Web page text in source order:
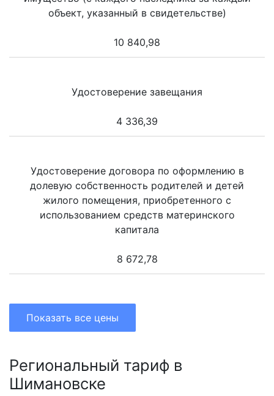
объект, указанный в свидетельстве)
10 840,98
Удостоверение завещания
4 336,39
Удостоверение договора по оформлению в
долевую собственность родителей и детей
жилого помещения, приобретенного с
использованием средств материнского
капитала
8 672,78
Показать все цены
Региональный тариф в
Шимановске